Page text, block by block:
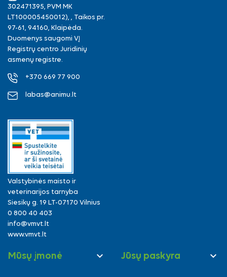
302471395, PVM MK
LT100005450012), , Taikos pr.
97-61, 94160, Klaipėda.
Duomenys saugomi VĮ
Registrų centro Juridinių
asmenų registre.
+370 669 77 900
labas@animu.lt
Valstybinės maisto ir
veterinarijos tarnyba
Siesikų g. 19 LT-07170 Vilnius
0 800 40 403
info@vmvt.lt
www.vmvt.lt
Mūsų įmonė  Jūsų paskyra 